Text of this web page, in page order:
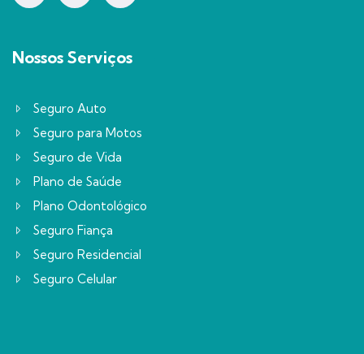
Nossos Serviços
Seguro Auto
Seguro para Motos
Seguro de Vida
Plano de Saúde
Plano Odontológico
Seguro Fiança
Seguro Residencial
Seguro Celular